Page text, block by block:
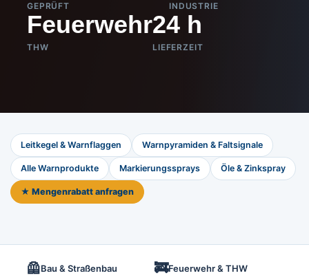
GEPRÜFT INDUSTRIE
Feuerwehr
THW
24 h
LIEFERZEIT
Leitkegel & Warnflaggen Warnpyramiden & Faltsignale
Alle Warnprodukte Markierungssprays Öle & Zinkspray
★ Mengenrabatt anfragen
🦺Bau & Straßenbau 🚒Feuerwehr & THW